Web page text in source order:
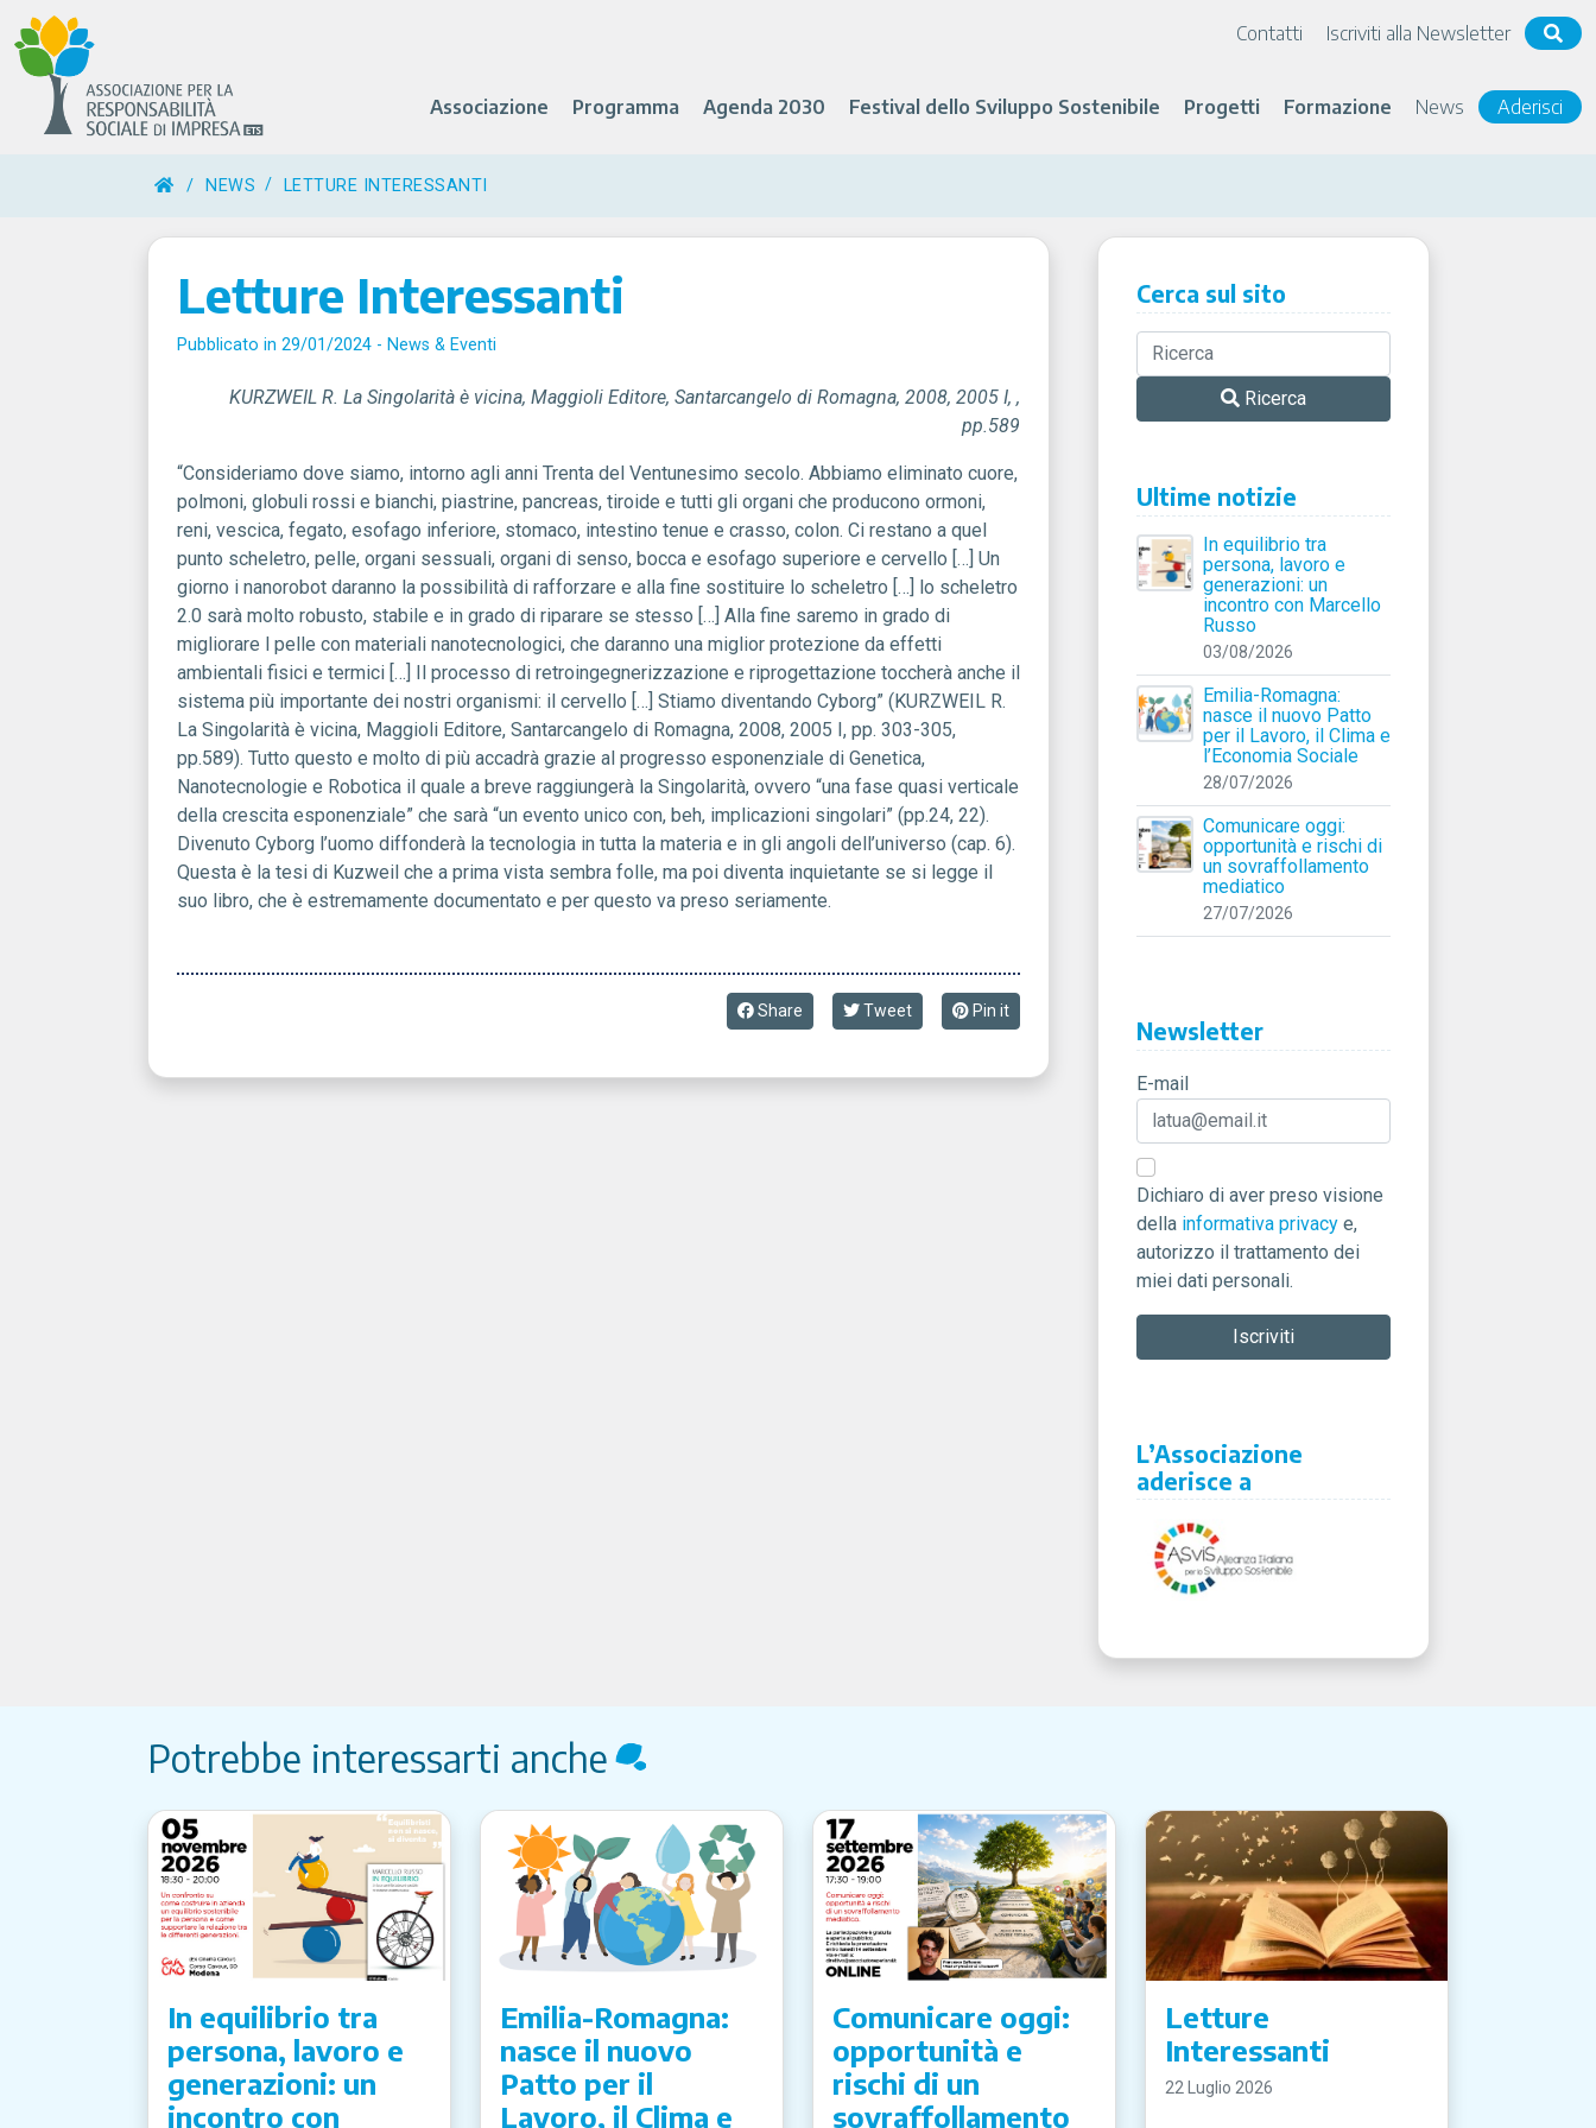
Contatti Iscriviti alla Newsletter
Associazione Programma Agenda 2030 Festival dello Sviluppo Sostenibile Progetti Formazione News Aderisci
/ NEWS LETTURE INTERESSANTI
Letture Interessanti
Pubblicato in 29/01/2024 - News & Eventi
KURZWEIL R. La Singolarità è vicina, Maggioli Editore, Santarcangelo di Romagna, 2008, 2005 I, ,
pp.589
“Consideriamo dove siamo, intorno agli anni Trenta del Ventunesimo secolo. Abbiamo eliminato cuore,
polmoni, globuli rossi e bianchi, piastrine, pancreas, tiroide e tutti gli organi che producono ormoni,
reni, vescica, fegato, esofago inferiore, stomaco, intestino tenue e crasso, colon. Ci restano a quel
punto scheletro, pelle, organi sessuali, organi di senso, bocca e esofago superiore e cervello […] Un
giorno i nanorobot daranno la possibilità di rafforzare e alla fine sostituire lo scheletro […] lo scheletro
2.0 sarà molto robusto, stabile e in grado di riparare se stesso […] Alla fine saremo in grado di
migliorare l pelle con materiali nanotecnologici, che daranno una miglior protezione da effetti
ambientali fisici e termici […] Il processo di retroingegnerizzazione e riprogettazione toccherà anche il
sistema più importante dei nostri organismi: il cervello […] Stiamo diventando Cyborg” (KURZWEIL R.
La Singolarità è vicina, Maggioli Editore, Santarcangelo di Romagna, 2008, 2005 I, pp. 303-305,
pp.589). Tutto questo e molto di più accadrà grazie al progresso esponenziale di Genetica,
Nanotecnologie e Robotica il quale a breve raggiungerà la Singolarità, ovvero “una fase quasi verticale
della crescita esponenziale” che sarà “un evento unico con, beh, implicazioni singolari” (pp.24, 22).
Divenuto Cyborg l’uomo diffonderà la tecnologia in tutta la materia e in gli angoli dell’universo (cap. 6).
Questa è la tesi di Kuzweil che a prima vista sembra folle, ma poi diventa inquietante se si legge il
suo libro, che è estremamente documentato e per questo va preso seriamente.
Share Tweet Pin it
Cerca sul sito
Ricerca
Ultime notizie
In equilibrio tra
persona, lavoro e
generazioni: un
incontro con Marcello
Russo
03/08/2026
Emilia-Romagna:
nasce il nuovo Patto
per il Lavoro, il Clima e
l’Economia Sociale
28/07/2026
Comunicare oggi:
opportunità e rischi di
un sovraffollamento
mediatico
27/07/2026
Newsletter
E-mail
Dichiaro di aver preso visione
della informativa privacy e,
autorizzo il trattamento dei
miei dati personali.
L’Associazione
aderisce a
Potrebbe interessarti anche
In equilibrio tra
persona, lavoro e
generazioni: un
incontro con
Emilia-Romagna:
nasce il nuovo
Patto per il
Lavoro, il Clima e
Comunicare oggi:
opportunità e
rischi di un
sovraffollamento
Letture
Interessanti
22 Luglio 2026